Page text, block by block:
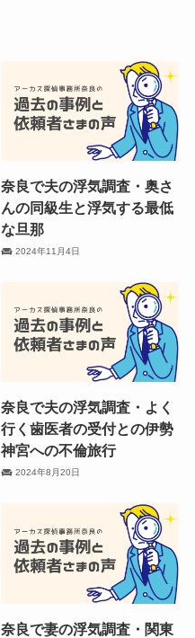
奈良で夫の浮気調査・奥さ
んの同級生と浮気する最低
な旦那
2024年11月4日
奈良で夫の浮気調査・よく
行く歯医者の受付との伊勢
神宮への不倫旅行
2024年8月20日
奈良で妻の浮気調査・関東